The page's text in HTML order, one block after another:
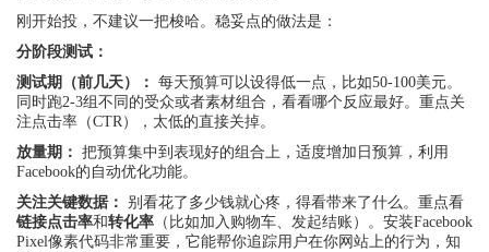
刚开始投，不建议一把梭哈。稳妥点的做法是：
分阶段测试：
测试期（前几天）： 每天预算可以设得低一点，比如50-100美元。
同时跑2-3组不同的受众或者素材组合，看看哪个反应最好。重点关
注点击率（CTR），太低的直接关掉。
放量期： 把预算集中到表现好的组合上，适度增加日预算，利用
Facebook的自动优化功能。
关注关键数据： 别看花了多少钱就心疼，得看带来了什么。重点看
链接点击率和转化率 （比如加入购物车、发起结账）。安装Facebook
Pixel像素代码非常重要，它能帮你追踪用户在你网站上的行为，知